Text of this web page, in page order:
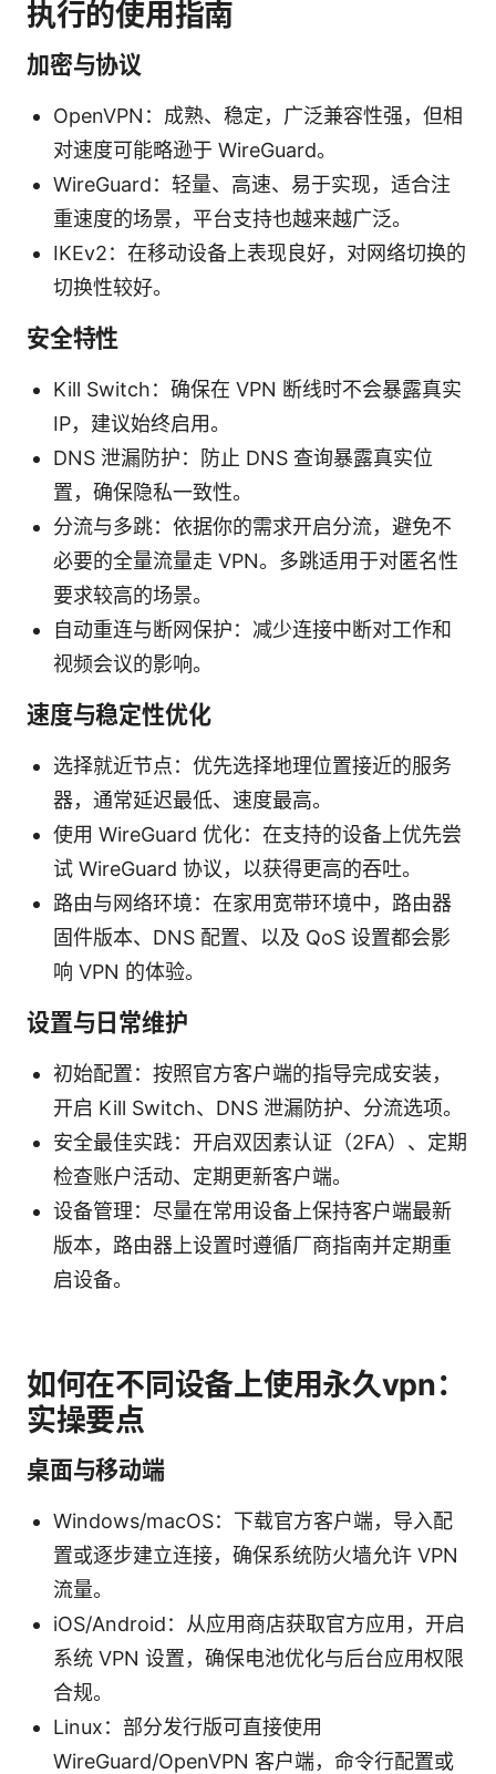
执行的使用指南
加密与协议
OpenVPN：成熟、稳定，广泛兼容性强，但相
对速度可能略逊于 WireGuard。
WireGuard：轻量、高速、易于实现，适合注
重速度的场景，平台支持也越来越广泛。
IKEv2：在移动设备上表现良好，对网络切换的
切换性较好。
安全特性
Kill Switch：确保在 VPN 断线时不会暴露真实
IP，建议始终启用。
DNS 泄漏防护：防止 DNS 查询暴露真实位
置，确保隐私一致性。
分流与多跳：依据你的需求开启分流，避免不
必要的全量流量走 VPN。多跳适用于对匿名性
要求较高的场景。
自动重连与断网保护：减少连接中断对工作和
视频会议的影响。
速度与稳定性优化
选择就近节点：优先选择地理位置接近的服务
器，通常延迟最低、速度最高。
使用 WireGuard 优化：在支持的设备上优先尝
试 WireGuard 协议，以获得更高的吞吐。
路由与网络环境：在家用宽带环境中，路由器
固件版本、DNS 配置、以及 QoS 设置都会影
响 VPN 的体验。
设置与日常维护
初始配置：按照官方客户端的指导完成安装，
开启 Kill Switch、DNS 泄漏防护、分流选项。
安全最佳实践：开启双因素认证（2FA）、定期
检查账户活动、定期更新客户端。
设备管理：尽量在常用设备上保持客户端最新
版本，路由器上设置时遵循厂商指南并定期重
启设备。
如何在不同设备上使用永久vpn：
实操要点
桌面与移动端
Windows/macOS：下载官方客户端，导入配
置或逐步建立连接，确保系统防火墙允许 VPN
流量。
iOS/Android：从应用商店获取官方应用，开启
系统 VPN 设置，确保电池优化与后台应用权限
合规。
Linux：部分发行版可直接使用
WireGuard/OpenVPN 客户端，命令行配置或